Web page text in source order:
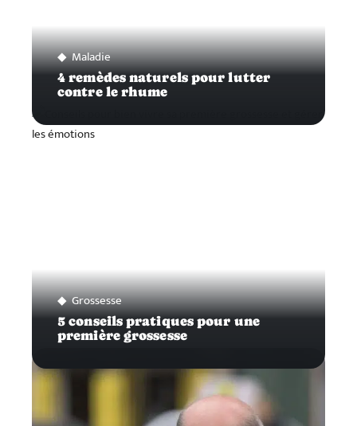
Maladie
4 remèdes naturels pour lutter
contre le rhume
Grossesse
5 conseils pratiques pour une
première grossesse